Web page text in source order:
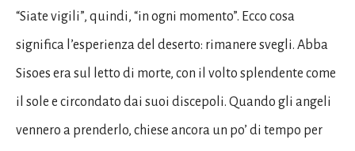
“Siate vigili”, quindi, “in ogni momento”. Ecco cosa
significa l’esperienza del deserto: rimanere svegli. Abba
Sisoes era sul letto di morte, con il volto splendente come
il sole e circondato dai suoi discepoli. Quando gli angeli
vennero a prenderlo, chiese ancora un po’ di tempo per